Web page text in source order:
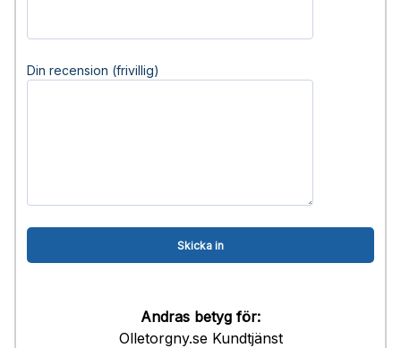
Din recension (frivillig)
Andras betyg för:
Olletorgny.se Kundtjänst